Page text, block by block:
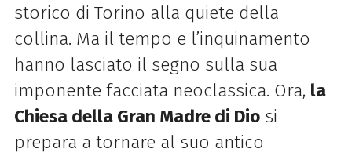
storico di Torino alla quiete della
collina. Ma il tempo e l’inquinamento
hanno lasciato il segno sulla sua
imponente facciata neoclassica. Ora, la
Chiesa della Gran Madre di Diosi
prepara a tornare al suo antico